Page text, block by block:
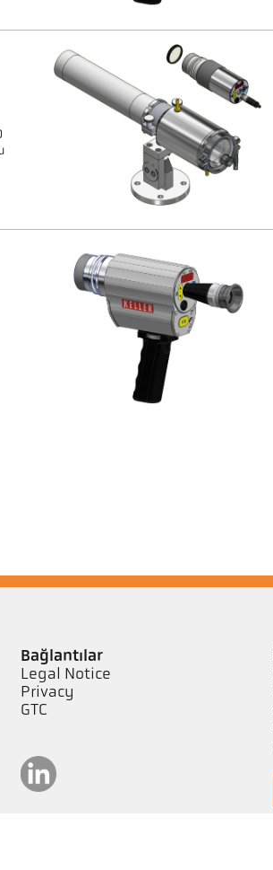
Bağlantılar
Legal Notice
Privacy
GTC